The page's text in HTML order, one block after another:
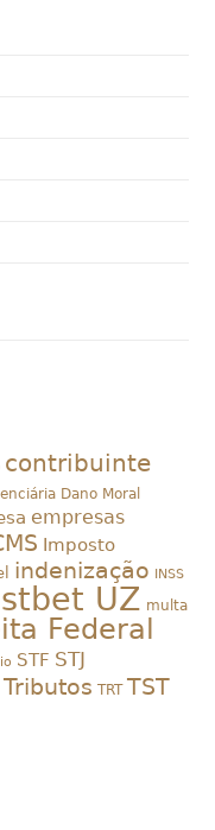
contribuinte
Dano Moral
empresas
Imposto
indenização INSS
UZ multa
Federal
STF STJ
Tributos TRT TST